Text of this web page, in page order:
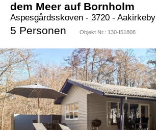
dem Meer auf Bornholm
Aspesgårdsskoven
- Strandmarken
- 3720 - Aakirkeby
5 Personen Objekt Nr.: 130-I51808